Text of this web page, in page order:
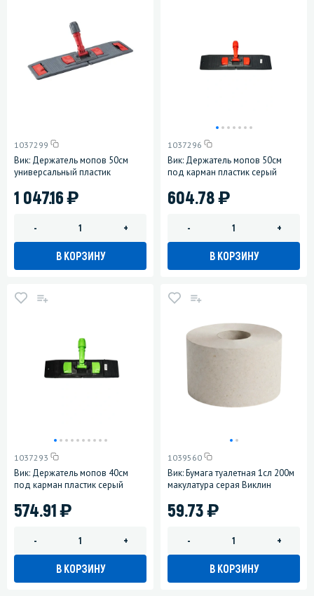
1037299
Вик: Держатель мопов 50см
универсальный пластик
1 047.16)
- +
В КОРЗИНУ
1037296
Вик: Держатель мопов 50см
под карман пластик серый
604.78)
- +
В КОРЗИНУ
1037293
Вик: Держатель мопов 40см
под карман пластик серый
574.91)
- +
В КОРЗИНУ
1039560
Вик: Бумага туалетная 1сл 200м
макулатура серая Виклин
59.73)
- +
В КОРЗИНУ